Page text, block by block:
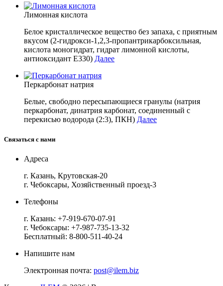
Лимонная кислота
Белое кристаллическое вещество без запаха, с приятным
вкусом (2-гидрокси-1,2,3-пропантрикарбоксильная,
кислота моногидрат, гидрат лимонной кислоты,
антиоксидант E330) Далее
Перкарбонат натрия
Белые, свободно пересыпающиеся гранулы (натрия
перкарбонат, динатрия карбонат, соединенный с
перекисью водорода (2:3), ПКН) Далее
Связаться с нами
Адреса
г. Казань, Крутовская-20
г. Чебоксары, Хозяйственный проезд-3
Телефоны
г. Казань: +7-919-670-07-91
г. Чебоксары: +7-987-735-13-32
Бесплатный: 8-800-511-40-24
Напишите нам
Электронная почта: post@ilem.biz